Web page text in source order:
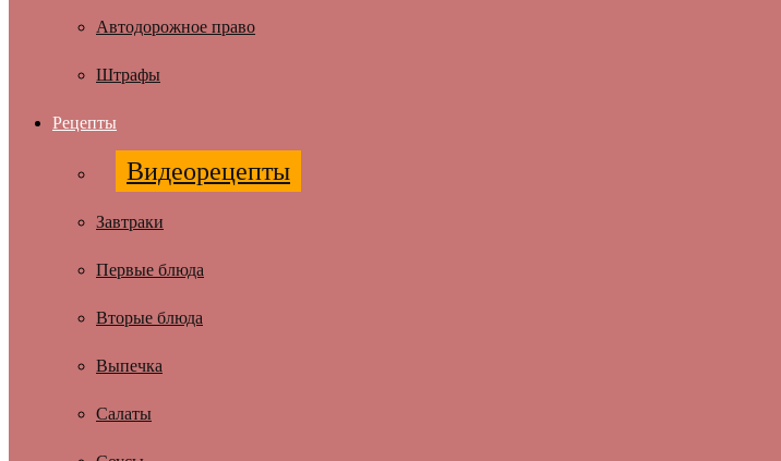
Автодорожное право
Штрафы
Рецепты
Видеорецепты
Завтраки
Первые блюда
Вторые блюда
Выпечка
Салаты